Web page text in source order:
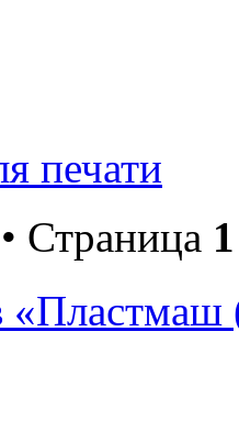
печати
Страница 1